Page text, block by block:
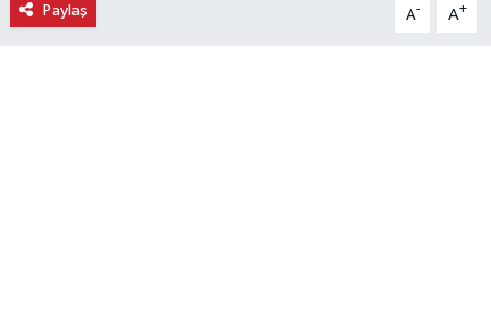
Paylaş A- A+